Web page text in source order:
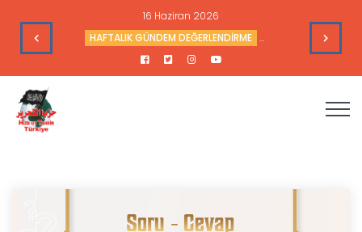
16 Haziran 2026
HAFTALIK GÜNDEM DEĞERLENDİRME Haftalık